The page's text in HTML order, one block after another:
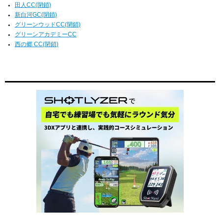
田人CC(閉鎖)
新白河GC(閉鎖)
グリーンウッドCC(閉鎖)
グリーンアカデミーCC
西の郷 CC(閉鎖)